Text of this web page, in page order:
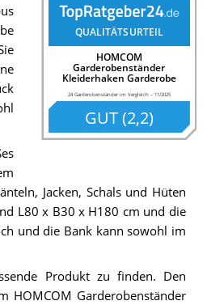
QUALITÄTSURTEIL
HOMCOM
Garderobenständer
Kleiderhaken Garderobe
24 Garderobenständer im Vergleich– 11/2025
GUT(2,2)
Jacken, Schals und Hüten
L80 x B30 x H180 cm und die
und die Bank kann sowohl im
Produkt zu finden. Den
HOMCOM Garderobenständer